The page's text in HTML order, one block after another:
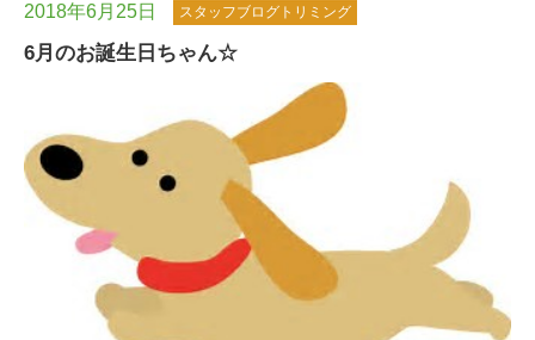
2018年6月25日 スタッフブログトリミング
6月のお誕生日ちゃん☆